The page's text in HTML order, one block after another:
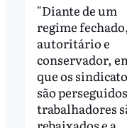
"Diante de um
regime fechado,
autoritário e
conservador,
que os
são
trabalhadores